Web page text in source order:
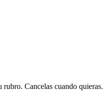
Cancelas cuando quieras.